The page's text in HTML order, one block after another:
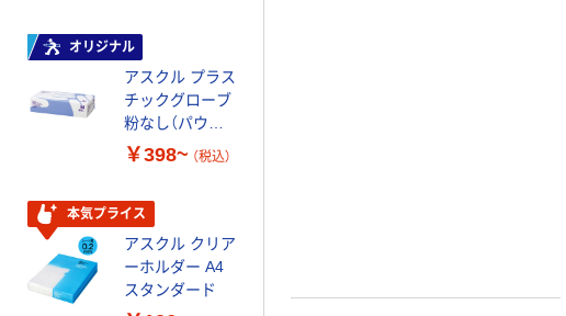
オリジナル
アスクル プラス
チックグローブ
粉なし（パウダ
ーフリー）
￥398~ （税込）
本気プライス
アスクル クリア
ーホルダー A4
スタンダード